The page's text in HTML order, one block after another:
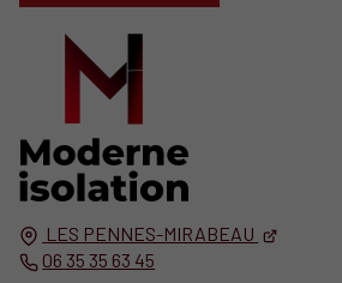
LES PENNES-MIRABEAU
06 35 35 63 45